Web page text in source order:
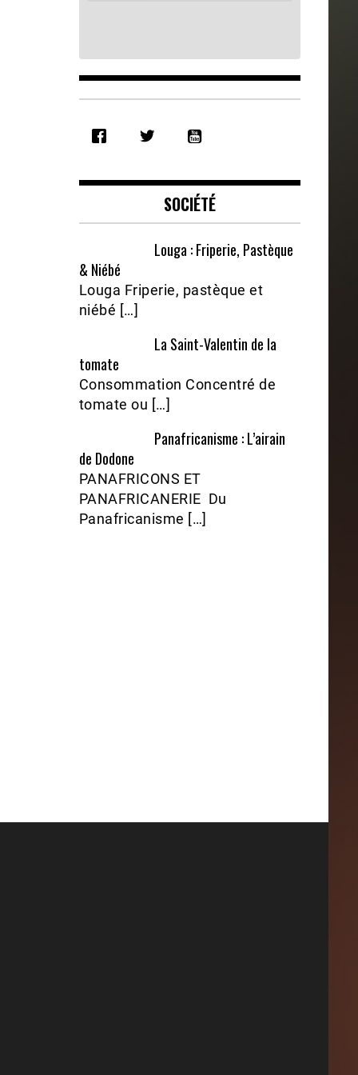
RSS FEED
EMBED
SOCIÉTÉ
Louga : Friperie, Pastèque
& Niébé
Louga Friperie, pastèque et
niébé […]
La Saint-Valentin de la
tomate
Consommation Concentré de
tomate ou […]
Panafricanisme : L’airain
de Dodone
PANAFRICONS ET
PANAFRICANERIE Du
Panafricanisme […]